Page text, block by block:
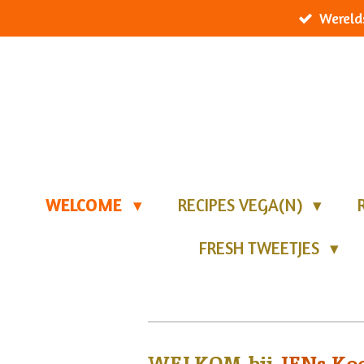
direct
WELCOME RECIPES VEGA(N)
FRESH TWEETJES